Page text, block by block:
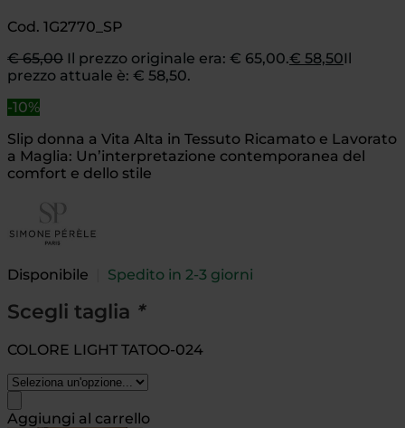
Cod. 1G2770_SP
€65,00 Il prezzo originale era: € 65,00.€ 58,50Il
prezzo attuale è: € 58,50.
-10%
Slip donna a Vita Alta in Tessuto Ricamato e Lavorato
a Maglia: Un’interpretazione contemporanea del
comfort e dello stile
Disponibile Spedito in 2-3 giorni
Scegli taglia *
COLORE LIGHT TATOO-024
Aggiungi al carrello